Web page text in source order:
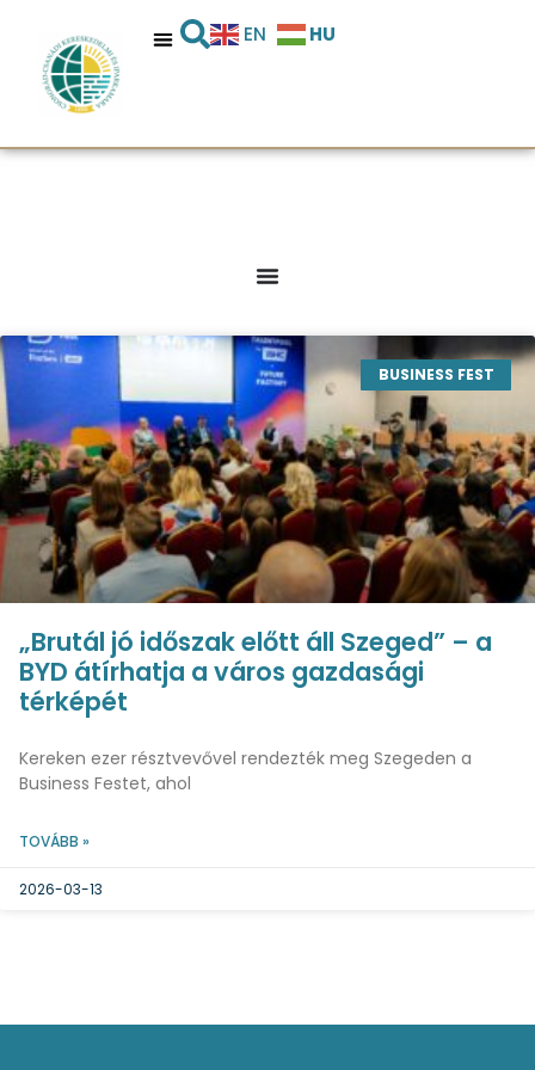
EN HU
BUSINESS FEST
„Brutál jó időszak előtt áll Szeged” – a
BYD átírhatja a város gazdasági
térképét
Kereken ezer résztvevővel rendezték meg Szegeden a
Business Festet, ahol
TOVÁBB »
2026-03-13